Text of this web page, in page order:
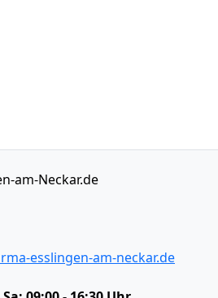
am-Neckar.de
esslingen-am-neckar.de